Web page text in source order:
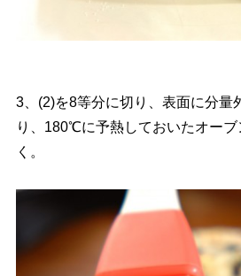
3、(2)を8等分に切り、表面に分量
り、180℃に予熱しておいたオー
く。